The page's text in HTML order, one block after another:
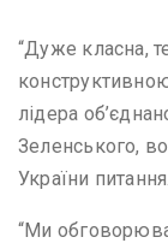
“Дуже класна,
лідера
Зеленського,
України питання.
“Ми